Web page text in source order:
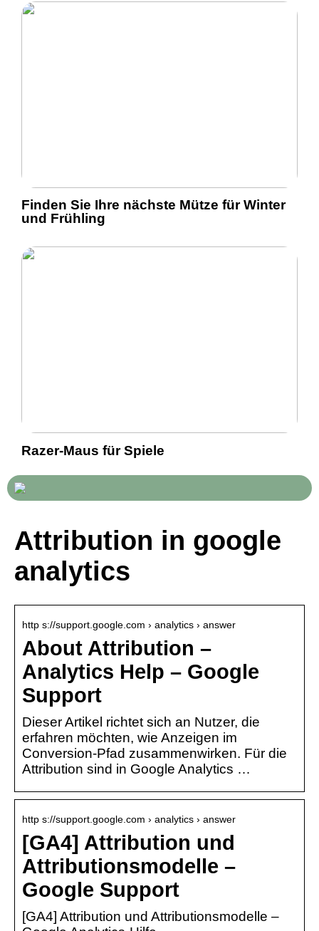
Finden Sie Ihre nächste Mütze für Winter
und Frühling
Razer-Maus für Spiele
Attribution in google
analytics
http s://support.google.com › analytics › answer
About Attribution –
Analytics Help – Google
Support
Dieser Artikel richtet sich an Nutzer, die
erfahren möchten, wie Anzeigen im
Conversion-Pfad zusammenwirken. Für die
Attribution sind in Google Analytics …
http s://support.google.com › analytics › answer
[GA4] Attribution und
Attributionsmodelle –
Google Support
[GA4] Attribution und Attributionsmodelle –